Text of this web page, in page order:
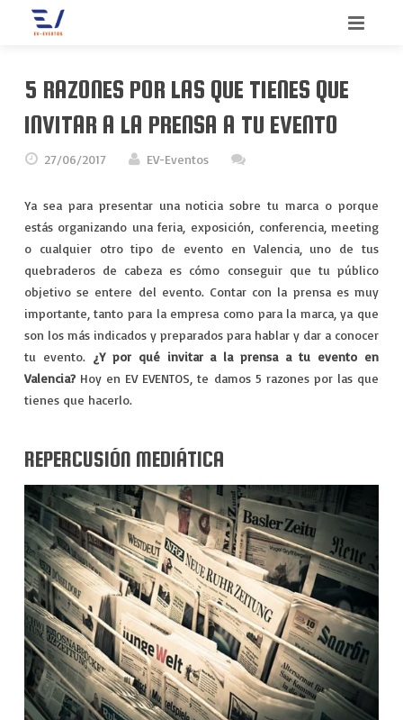
SERVICIOS
CONVENCIONES
INCENTIVOS
MEETINGS
MERCHANDISING
VIAJES
CONTACTO
BLOG
5 RAZONES POR LAS QUE TIENES QUE
INVITAR A LA PRENSA A TU EVENTO
27/06/2017 EV-Eventos
Ya sea para presentar una noticia sobre tu marca o porque
estás organizando una feria, exposición, conferencia, meeting
o cualquier otro tipo de evento en Valencia, uno de tus
quebraderos de cabeza es cómo conseguir que tu público
objetivo se entere del evento. Contar con la prensa es muy
importante, tanto para la empresa como para la marca, ya que
son los más indicados y preparados para hablar y dar a conocer
tu evento. ¿Y por qué invitar a la prensa a tu evento en
Valencia?Hoy en EV EVENTOS, te damos 5 razones por las que
tienes que hacerlo.
REPERCUSIÓN MEDIÁTICA